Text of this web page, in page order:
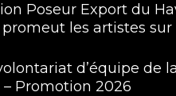
Poseur Export du
les artistes sur
d’équipe de
– Promotion 2026